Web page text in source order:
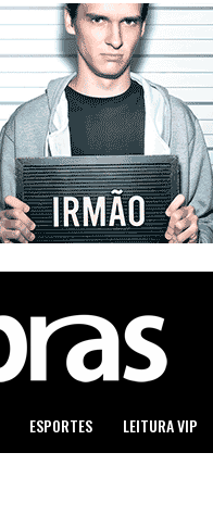
ESPORTES LEITURA VIP